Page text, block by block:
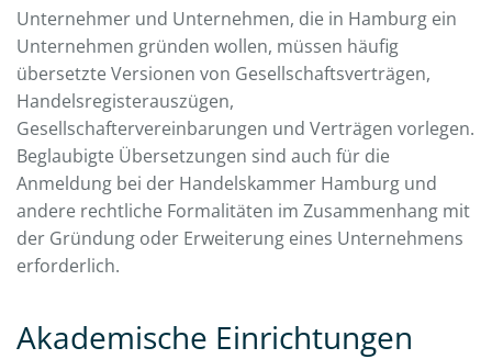
Unternehmer und Unternehmen, die in Hamburg ein
Unternehmen gründen wollen, müssen häufig
übersetzte Versionen von Gesellschaftsverträgen,
Handelsregisterauszügen,
Gesellschaftervereinbarungen und Verträgen vorlegen.
Beglaubigte Übersetzungen sind auch für die
Anmeldung bei der Handelskammer Hamburg und
andere rechtliche Formalitäten im Zusammenhang mit
der Gründung oder Erweiterung eines Unternehmens
erforderlich.
Akademische Einrichtungen